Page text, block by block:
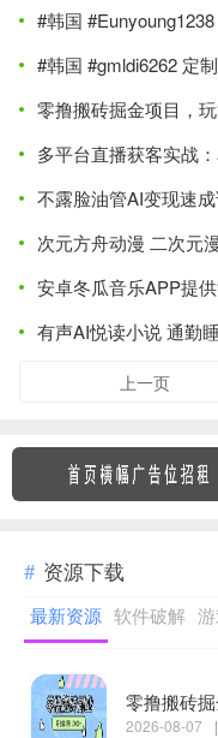
#韩国
#韩国 #gmldi6262 定
零撸搬砖掘金项目，玩法稳定普
多平台直播获客实战：单人多账
不露脸油管AI变现速成课：深挖高
次元方舟动漫 二次元
安卓冬瓜音乐APP提
有声AI悦读小说 通勤
上一页
资源下载
最新资源 软件破解
2026-08-07 |